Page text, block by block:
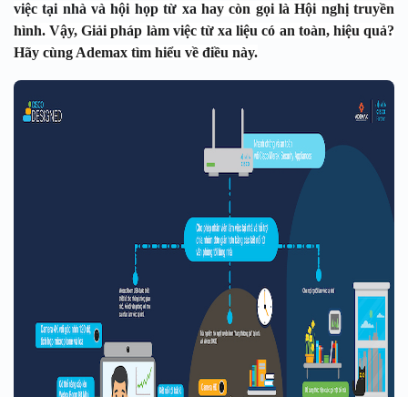
việc tại nhà và hội họp từ xa hay còn gọi là Hội nghị truyền
hình. Vậy, Giải pháp làm việc từ xa liệu có an toàn, hiệu quả?
Hãy cùng Ademax tìm hiểu về điều này.